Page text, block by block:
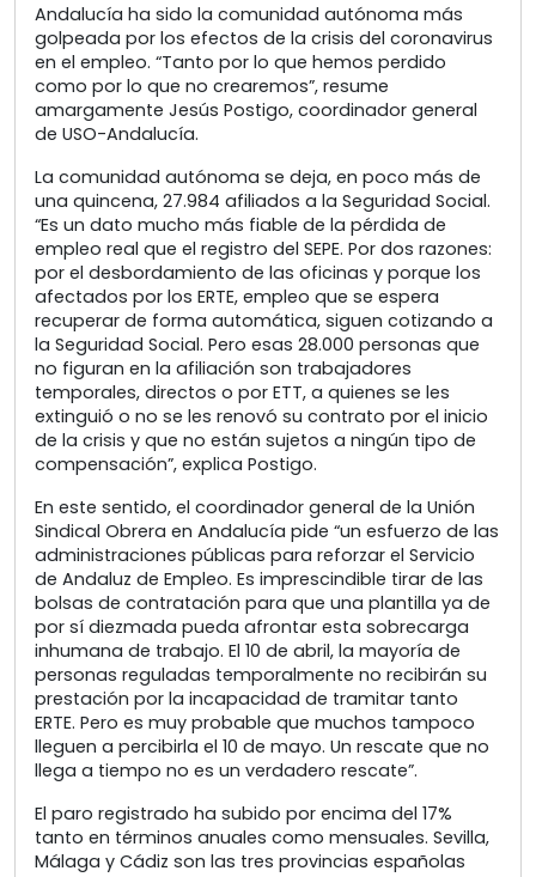
Andalucía ha sido la comunidad autónoma más
golpeada por los efectos de la crisis del coronavirus
en el empleo. “Tanto por lo que hemos perdido
como por lo que no crearemos”, resume
amargamente Jesús Postigo, coordinador general
de USO-Andalucía.
La comunidad autónoma se deja, en poco más de
una quincena, 27.984 afiliados a la Seguridad Social.
“Es un dato mucho más fiable de la pérdida de
empleo real que el registro del SEPE. Por dos razones:
por el desbordamiento de las oficinas y porque los
afectados por los ERTE, empleo que se espera
recuperar de forma automática, siguen cotizando a
la Seguridad Social. Pero esas 28.000 personas que
no figuran en la afiliación son trabajadores
temporales, directos o por ETT, a quienes se les
extinguió o no se les renovó su contrato por el inicio
de la crisis y que no están sujetos a ningún tipo de
compensación”, explica Postigo.
En este sentido, el coordinador general de la Unión
Sindical Obrera en Andalucía pide “un esfuerzo de las
administraciones públicas para reforzar el Servicio
de Andaluz de Empleo. Es imprescindible tirar de las
bolsas de contratación para que una plantilla ya de
por sí diezmada pueda afrontar esta sobrecarga
inhumana de trabajo. El 10 de abril, la mayoría de
personas reguladas temporalmente no recibirán su
prestación por la incapacidad de tramitar tanto
ERTE. Pero es muy probable que muchos tampoco
lleguen a percibirla el 10 de mayo. Un rescate que no
llega a tiempo no es un verdadero rescate”.
El paro registrado ha subido por encima del 17%
tanto en términos anuales como mensuales. Sevilla,
Málaga y Cádiz son las tres provincias españolas